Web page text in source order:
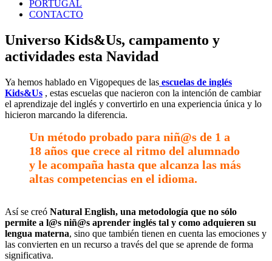
PORTUGAL
CONTACTO
Universo Kids&Us, campamento y
actividades esta Navidad
Ya hemos hablado en Vigopeques de las escuelas de inglés
Kids&Us , estas escuelas que nacieron con la intención de cambiar
el aprendizaje del inglés y convertirlo en una experiencia única y lo
hicieron marcando la diferencia.
Un método probado para niñ@s de 1 a
18 años que crece al ritmo del alumnado
y le acompaña hasta que alcanza las más
altas competencias en el idioma.
Así se creó Natural English, una metodología que no sólo
permite a l@s niñ@s aprender inglés tal y como adquieren su
lengua materna, sino que también tienen en cuenta las emociones y
las convierten en un recurso a través del que se aprende de forma
significativa.